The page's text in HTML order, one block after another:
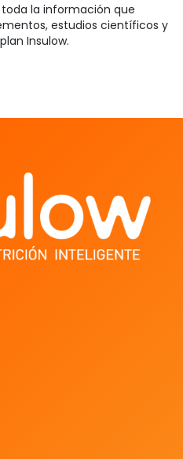
la información que
estudios científicos y
Insulow.